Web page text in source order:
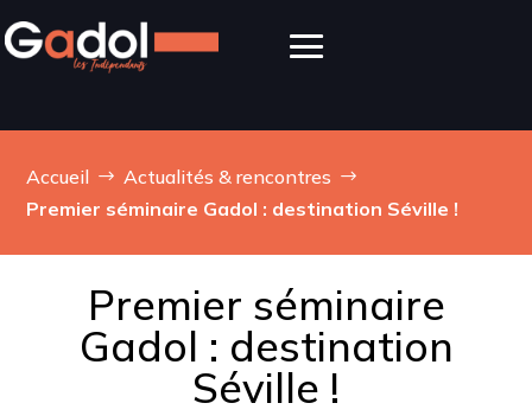
Accueil $ Actualités & rencontres $
Premier séminaire Gadol : destination Séville !
Premier séminaire
Gadol : destination
Séville !